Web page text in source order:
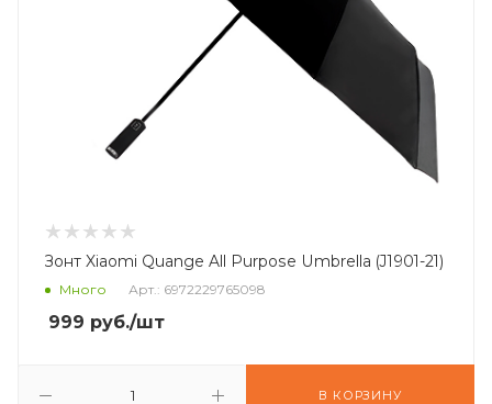
Зонт Xiaomi Quange All Purpose Umbrella (J1901-21)
Много Арт.: 6972229765098
999 руб./шт
В КОРЗИНУ